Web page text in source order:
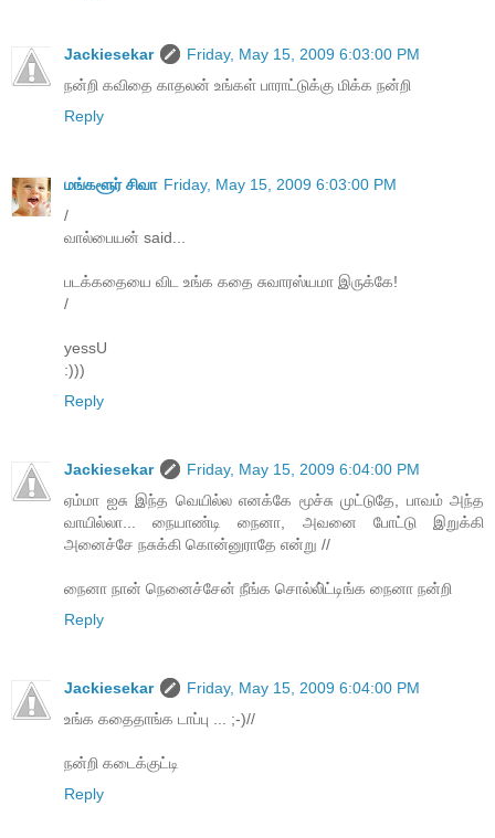
Jackiesekar
Friday, May 15, 2009 6:03:00 PM
நன்றி கவிதை காதலன் உங்கள் பாராட்டுக்கு மிக்க நன்றி
Reply
மங்களூர் சிவா Friday, May 15, 2009 6:03:00 PM
/
வால்பையன் said...
படக்கதையை விட உங்க கதை சுவாரஸ்யமா இருக்கே!
/
yessU
:)))
Reply
Jackiesekar
Friday, May 15, 2009 6:04:00 PM
ஏம்மா ஐசு இந்த வெயில்ல எனக்கே மூச்சு முட்டுதே, பாவம் அந்த
வாயில்லா... நையாண்டி நைனா, அவனை போட்டு இறுக்கி
அனைச்சே நசுக்கி கொன்னுராதே என்று //
நைனா நான் நெனைச்சேன் நீங்க சொல்லி்ட்டிங்க நைனா நன்றி
Reply
Jackiesekar
Friday, May 15, 2009 6:04:00 PM
உங்க கதைதாங்க டாப்பு ... ;-)//
நன்றி கடைக்குட்டி
Reply